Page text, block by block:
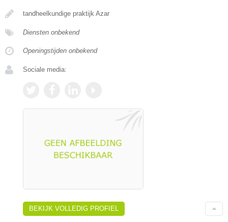
tandheelkundige praktijk Azar
Diensten onbekend
Openingstijden onbekend
Sociale media:
BEKIJK VOLLEDIG PROFIEL